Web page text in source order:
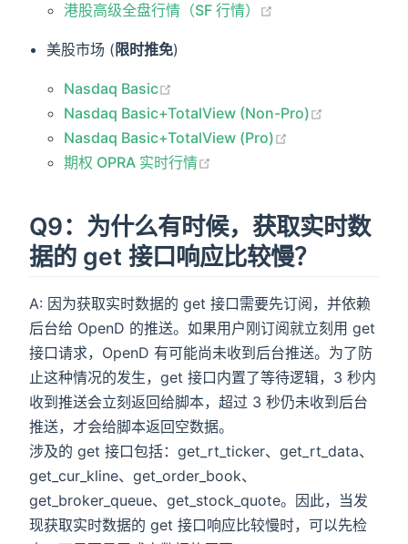
港股高级全盘行情（SF 行情）
美股市场 ( 限时推免)
Nasdaq Basic
Nasdaq Basic+TotalView (Non-Pro)
Nasdaq Basic+TotalView (Pro)
期权 OPRA 实时行情
Q9：为什么有时候，获取实时数
据的 get 接口响应比较慢？
A: 因为获取实时数据的 get 接口需要先订阅，并依赖
后台给 OpenD 的推送。如果用户刚订阅就立刻用 get
接口请求，OpenD 有可能尚未收到后台推送。为了防
止这种情况的发生，get 接口内置了等待逻辑，3 秒内
收到推送会立刻返回给脚本，超过 3 秒仍未收到后台
推送，才会给脚本返回空数据。
涉及的 get 接口包括：get_rt_ticker、get_rt_data、
get_cur_kline、get_order_book、
get_broker_queue、get_stock_quote。因此，当发
现获取实时数据的 get 接口响应比较慢时，可以先检